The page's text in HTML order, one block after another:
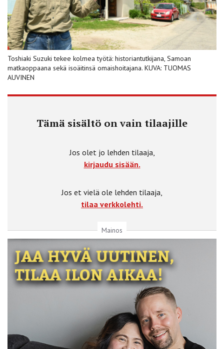
Toshiaki Suzuki tekee kolmea työtä: historiantutkijana, Samoan
matkaoppaana sekä isoäitinsä omaishoitajana. KUVA: TUOMAS
AUVINEN
Tämä sisältö on vain tilaajille
Jos olet jo lehden tilaaja,
kirjaudu sisään.
Jos et vielä ole lehden tilaaja,
tilaa verkkolehti.
Mainos